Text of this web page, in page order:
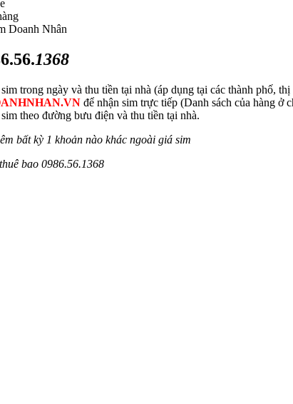
Doanh Nhân
1368
sim trong ngày và thu tiền tại nhà (áp dụng tại các thành phố,
để nhận sim trực tiếp (Danh sách của hàng ở
sim theo đường bưu điện và thu tiền tại nhà.
bất kỳ 1 khoản nào khác ngoài giá sim
bao 0986.56.1368